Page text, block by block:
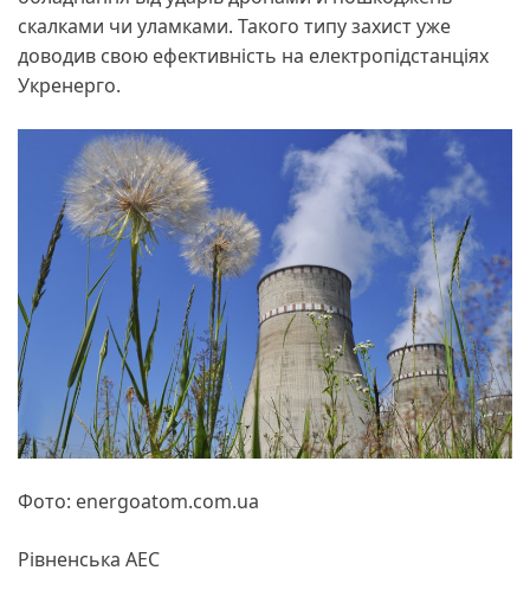
скалками чи уламками. Такого типу захист уже
доводив свою ефективність на електропідстанціях
Укренерго.
Фото: energoatom.com.ua
Рівненська АЕС